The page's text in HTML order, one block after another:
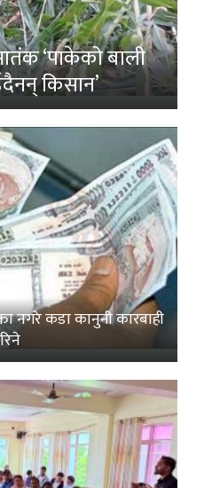
‘पाकेको बाली
किसान’
कडा कानुनी कारबाही